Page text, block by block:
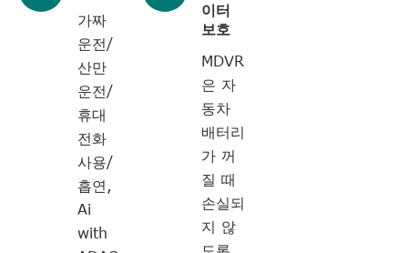
가짜
운전/
산만
운전/
휴대
전화
사용/
흡연,
Ai
with
이터
보호
MDVR
은 자
동차
배터리
가 꺼
질 때
손실되
지 않